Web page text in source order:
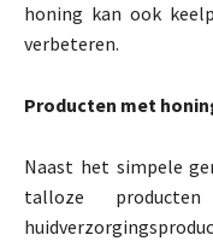
honing kan ook
verbeteren.
Producten met
Naast het simpele
talloze